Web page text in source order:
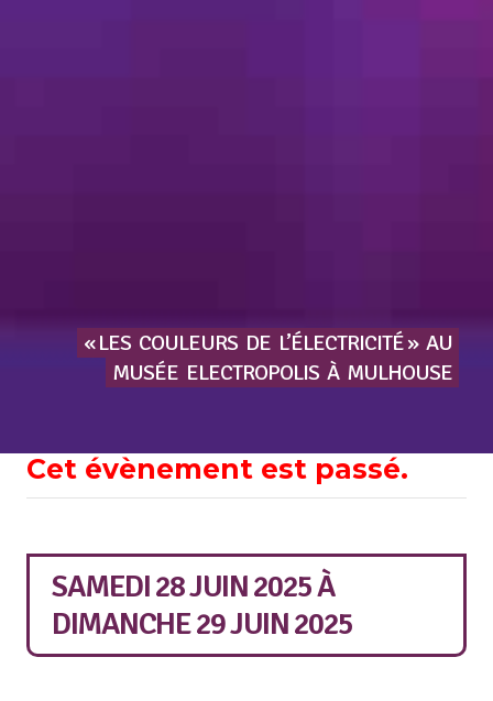
« LES COULEURS DE L’ÉLECTRICITÉ » AU
MUSÉE ELECTROPOLIS À MULHOUSE
Cet évènement est passé.
SAMEDI 28 JUIN 2025À
DIMANCHE 29 JUIN 2025